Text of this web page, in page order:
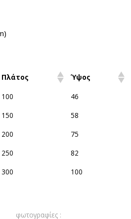
Πλάτος Ύψος
100 46
150 58
200 75
250 82
300 100
φωτογραφίες :